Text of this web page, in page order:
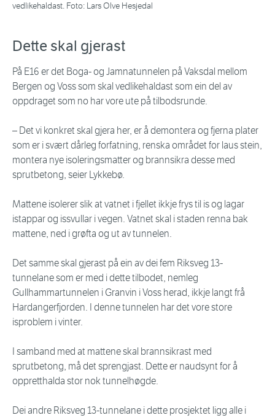
vedlikehaldast. Foto: Lars Olve Hesjedal
Dette skal gjerast
På E16 er det Boga- og Jamnatunnelen på Vaksdal mellom
Bergen og Voss som skal vedlikehaldast som ein del av
oppdraget som no har vore ute på tilbodsrunde.
– Det vi konkret skal gjera her, er å demontera og fjerna plater
som er i svært dårleg forfatning, renska området for laus stein,
montera nye isoleringsmatter og brannsikra desse med
sprutbetong, seier Lykkebø.
Mattene isolerer slik at vatnet i fjellet ikkje frys til is og lagar
istappar og issvullar i vegen. Vatnet skal i staden renna bak
mattene, ned i grøfta og ut av tunnelen.
Det samme skal gjerast på ein av dei fem Riksveg 13-
tunnelane som er med i dette tilbodet, nemleg
Gullhammartunnelen i Granvin i Voss herad, ikkje langt frå
Hardangerfjorden. I denne tunnelen har det vore store
isproblem i vinter.
I samband med at mattene skal brannsikrast med
sprutbetong, må det sprengjast. Dette er naudsynt for å
oppretthalda stor nok tunnelhøgde.
Dei andre Riksveg 13-tunnelane i dette prosjektet ligg alle i